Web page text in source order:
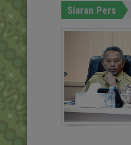
Siaran Pers